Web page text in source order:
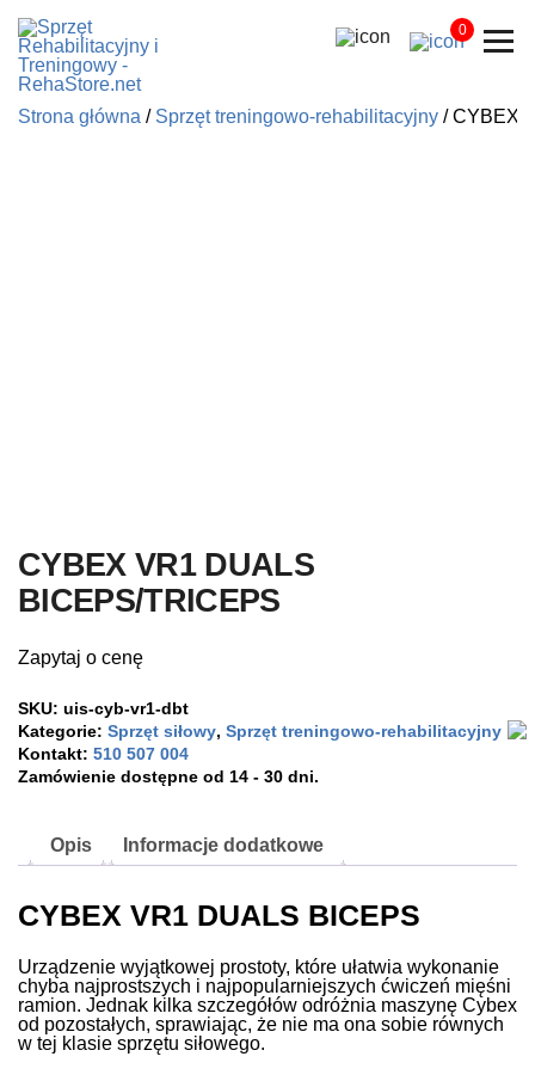
0
Strona główna / Sprzęt treningowo-rehabilitacyjny / CYBEX
CYBEX VR1 DUALS
BICEPS/TRICEPS
Zapytaj o cenę
SKU: uis-cyb-vr1-dbt
Kategorie: Sprzęt siłowy, Sprzęt treningowo-rehabilitacyjny
Kontakt: 510 507 004
Zamówienie dostępne od 14 - 30 dni.
Opis Informacje dodatkowe
CYBEX VR1 DUALS BICEPS
Urządzenie wyjątkowej prostoty, które ułatwia wykonanie
chyba najprostszych i najpopularniejszych ćwiczeń mięśni
ramion. Jednak kilka szczegółów odróżnia maszynę Cybex
od pozostałych, sprawiając, że nie ma ona sobie równych
w tej klasie sprzętu siłowego.